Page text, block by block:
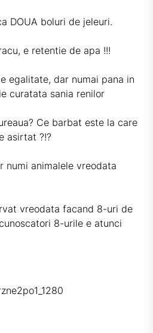
DOUA boluri de jeleuri.
e retentie de apa !!!
egalitate, dar numai pana in
curatata sania renilor
Ce barbat este la care
asirtat ?!?
numi animalele vreodata
vreodata facand 8-uri de
8-urile e atunci